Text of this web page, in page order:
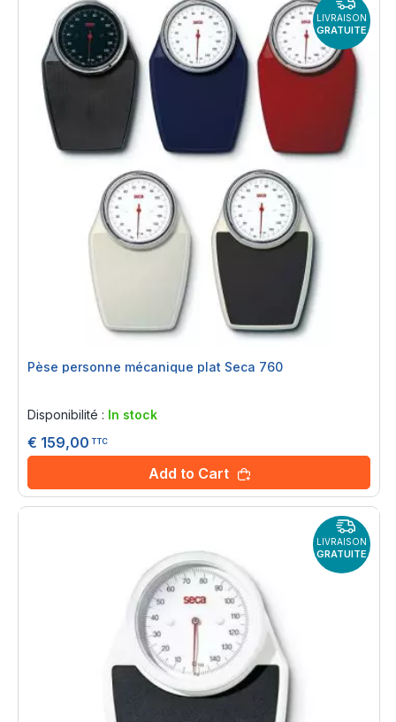
LIVRAISON
GRATUITE
Pèse personne mécanique plat Seca 760
Disponibilité : In stock
€ 159,00 TTC
Add to Cart
LIVRAISON
GRATUITE